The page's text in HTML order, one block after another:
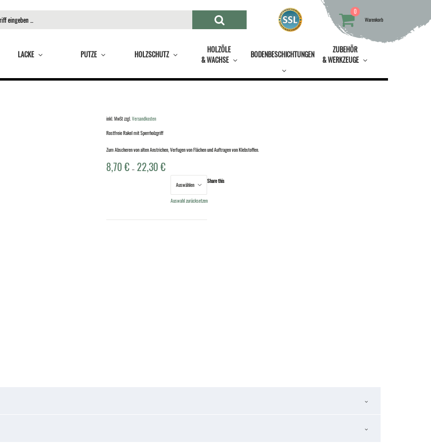
0
Warenkorb
LACKE PUTZE HOLZSCHUTZ
HOLZÖLE
& WACHSE
BODENBESCHICHTUNGEN
ZUBEHÖR
& WERKZEUGE
inkl. MwStzzgl.Versandkosten
Rostfreie Rakel mit Sperrholzgriff
Zum Abscheren von alten Anstrichen, Verfugen von Flächen und Auftragen von Klebstoffen.
8,70€ – 22,30€
Auswahl zurücksetzen
Share this